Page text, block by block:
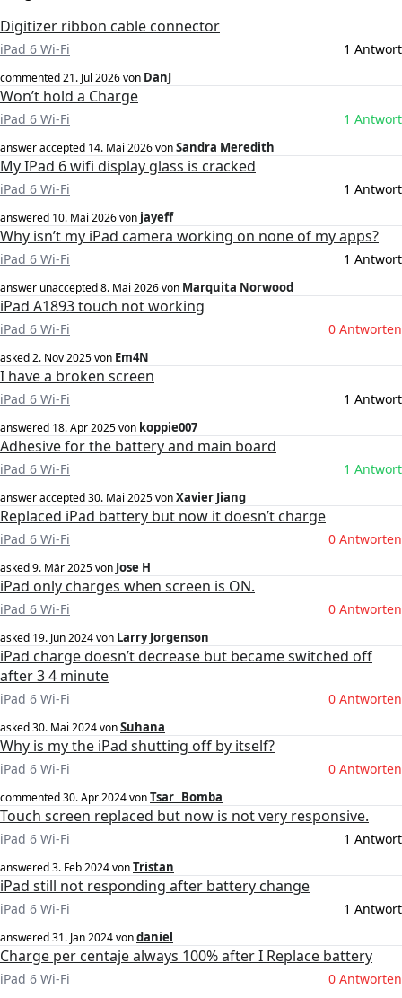
Digitizer ribbon cable connector
iPad 6 Wi-Fi 1 Antwort
commented21. Jul 2026von DanJ
Won’t hold a Charge
iPad 6 Wi-Fi 1 Antwort
answer accepted 14. Mai 2026vonSandra Meredith
My IPad 6 wifi display glass is cracked
iPad 6 Wi-Fi 1 Antwort
answered 10. Mai 2026von jayeff
Why isn’t my iPad camera working on none of my apps?
iPad 6 Wi-Fi 1 Antwort
answer unaccepted8. Mai 2026von Marquita Norwood
iPad A1893 touch not working
iPad 6 Wi-Fi 0 Antworten
asked2. Nov 2025von Em4N
I have a broken screen
iPad 6 Wi-Fi 1 Antwort
answered 18. Apr 2025von koppie007
Adhesive for the battery and main board
iPad 6 Wi-Fi 1 Antwort
answer accepted30. Mai 2025vonXavier Jiang
Replaced iPad battery but now it doesn’t charge
iPad 6 Wi-Fi 0 Antworten
asked9. Mär 2025von Jose H
iPad only charges when screen is ON.
iPad 6 Wi-Fi 0 Antworten
asked 19. Jun 2024von Larry Jorgenson
iPad charge doesn’t decrease but became switched off
after 3 4 minute
iPad 6 Wi-Fi 0 Antworten
asked30. Mai 2024vonSuhana
Why is my the iPad shutting off by itself?
iPad 6 Wi-Fi 0 Antworten
commented30. Apr 2024vonTsar_ Bomba
Touch screen replaced but now is not very responsive.
iPad 6 Wi-Fi 1 Antwort
answered3. Feb 2024vonTristan
iPad still not responding after battery change
iPad 6 Wi-Fi 1 Antwort
answered31. Jan 2024vondaniel
Charge per centaje always 100% after I Replace battery
iPad 6 Wi-Fi 0 Antworten